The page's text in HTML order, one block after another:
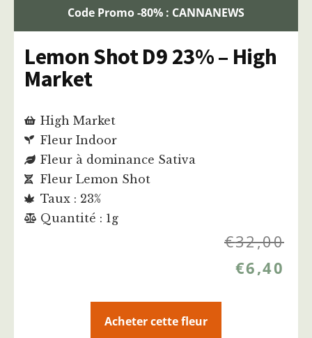
Code Promo -80% : CANNANEWS
Lemon Shot D9 23% – High
Market
High Market
Fleur Indoor
Fleur à dominance Sativa
Fleur Lemon Shot
Taux : 23%
Quantité : 1g
€32,00
€6,40
Acheter cette fleur